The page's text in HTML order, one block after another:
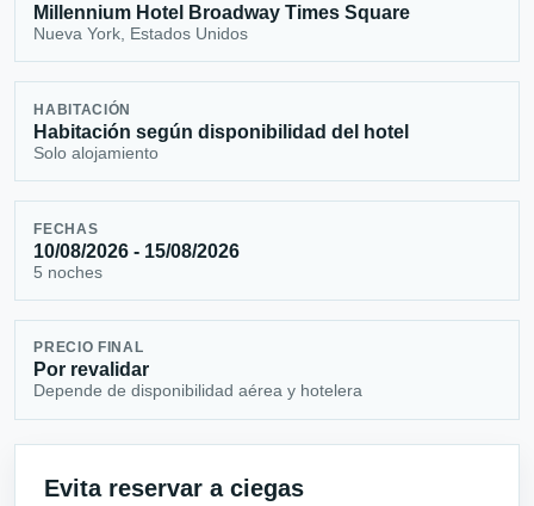
Millennium Hotel Broadway Times Square
Nueva York, Estados Unidos
HABITACIÓN
Habitación según disponibilidad del hotel
Solo alojamiento
FECHAS
10/08/2026 - 15/08/2026
5 noches
PRECIO FINAL
Por revalidar
Depende de disponibilidad aérea y hotelera
Evita reservar a ciegas